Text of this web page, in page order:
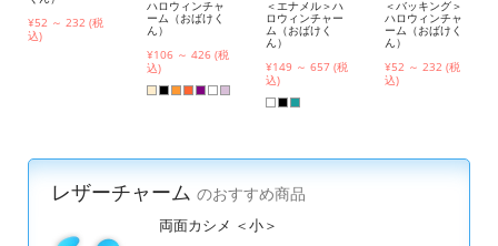
¥52 ～ 232 (税
込)
ハロウィンチャ
ーム（おばけく
ん）
¥106 ～ 426 (税
込)
＜エナメル＞ハ
ロウィンチャー
ム（おばけく
ん）
¥149 ～ 657 (税
込)
＜バッキング＞
ハロウィンチャ
ーム（おばけく
ん）
¥52 ～ 232 (税
込)
レザーチャーム のおすすめ商品
両面カシメ ＜小＞